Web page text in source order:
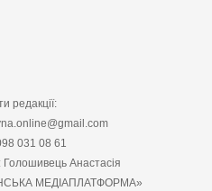
редакції:
031 08 61
Анастасія
МЕДІАПЛАТФОРМА»